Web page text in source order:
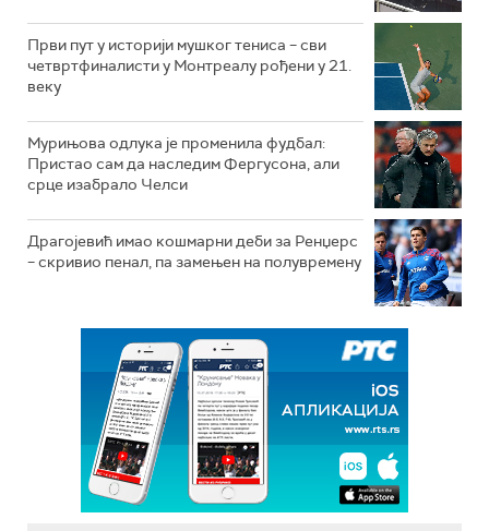
Први пут у историји мушког тениса – сви
четвртфиналисти у Монтреалу рођени у 21.
веку
Мурињова одлука је променила фудбал:
Пристао сам да наследим Фергусона, али
срце изабрало Челси
Драгојевић имао кошмарни деби за Ренџерс
– скривио пенал, па замењен на полувремену